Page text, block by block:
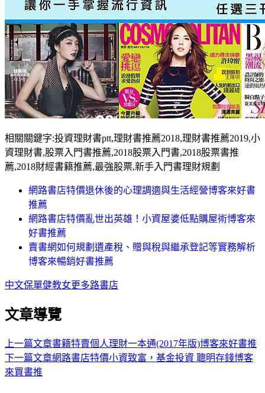
相關關鍵字:投資理財書ptt,理財書推薦2018,理財書推薦2019,小
資理財書,股票入門書推薦,2018股票入門書,2018股票書推
薦,2018財經書籍推薦,最強股票,新手入門書理財規劃
網路書店特價退休後的心理調適與生活經營博客來好書
推薦
網路書店特價亂世出英雄！小資屋婆低點購屋術博客來
好書推薦
賣書網如何規劃遺產稅、贈與稅與繼承登記等實務解析
博客來暢銷好書推薦
中文保單健教女更多路書店
文章導覽
上一篇文章書籍特賣個人理財一本通(2017年版)博客來好書推
下一篇文章網路書店特價小資致富，基金投資 聰明存錢博客
來買書推